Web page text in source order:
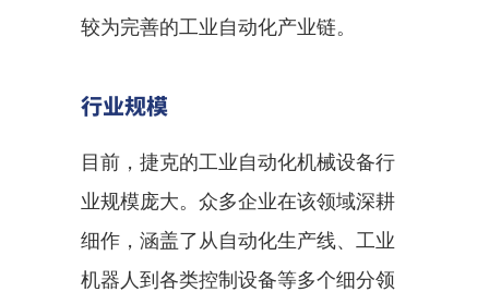
较为完善的工业自动化产业链。
行业规模
目前，捷克的工业自动化机械设备行
业规模庞大。众多企业在该领域深耕
细作，涵盖了从自动化生产线、工业
机器人到各类控制设备等多个细分领